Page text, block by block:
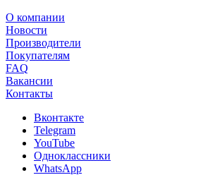
О компании
Новости
Производители
Покупателям
FAQ
Вакансии
Контакты
Вконтакте
Telegram
YouTube
Одноклассники
WhatsApp